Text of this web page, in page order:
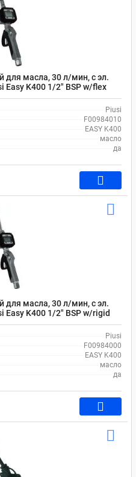
для масла, 30 л/мин, с эл.
Easy K400 1/2" BSP w/flex
Piusi
F00984010
EASY K400
масло
да
для масла, 30 л/мин, с эл.
Easy K400 1/2" BSP w/rigid
Piusi
F00984000
EASY K400
масло
да